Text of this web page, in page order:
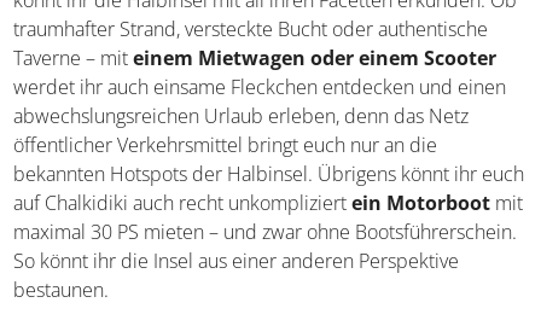
Viel lieber solltet ihr euch am Flughafen jedoch einen
Mietwagen nehmen, denn nur mit einem eigenen PKW
könnt ihr die Halbinsel mit all ihren Facetten erkunden.
Ob traumhafter Strand, versteckte Bucht oder
authentische Taverne – miteinem Mietwagen oder
einem Scooterwerdet ihr auch einsame Fleckchen
entdecken und einen abwechslungsreichen Urlaub
erleben, denn das Netz öffentlicher Verkehrsmittel bringt
euch nur an die bekannten Hotspots der Halbinsel.
Übrigens könnt ihr euch auf Chalkidiki auch recht
unkompliziert